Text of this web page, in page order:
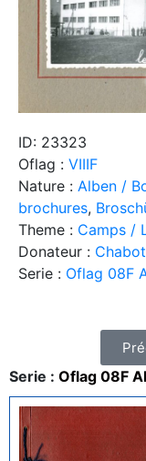
ID: 23323
Oflag : VIIIF
Nature : Alben /
brochures,
Theme : Camps /
Donateur :
Serie : Oflag 08F
Serie : Oflag 08F